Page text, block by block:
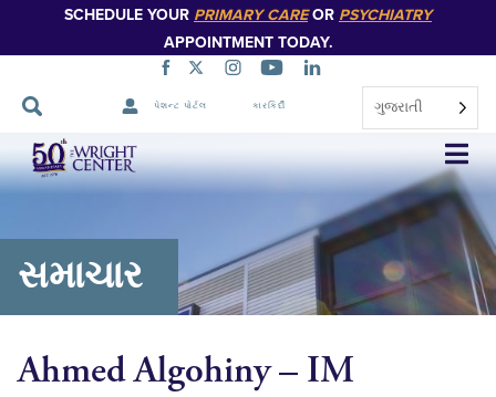
SCHEDULE YOUR PRIMARY CAREOR PSYCHIATRY
APPOINTMENT TODAY.
પેશન્ટ પોર્ટલ કારકિર્દી ગુજરાતી
નેવિગેશન
છોડો
સમાચાર
Ahmed Algohiny – IM